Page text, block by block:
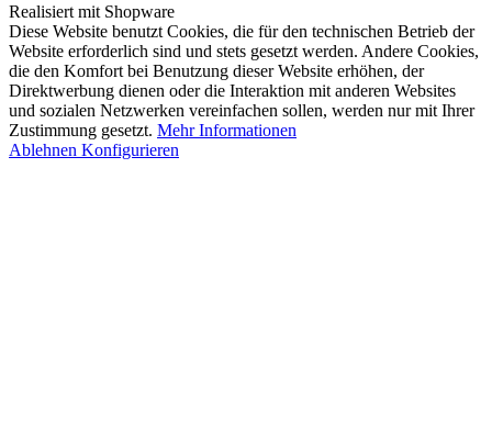
Realisiert mit Shopware
Diese Website benutzt Cookies, die für den technischen Betrieb der
Website erforderlich sind und stets gesetzt werden. Andere Cookies,
die den Komfort bei Benutzung dieser Website erhöhen, der
Direktwerbung dienen oder die Interaktion mit anderen Websites
und sozialen Netzwerken vereinfachen sollen, werden nur mit Ihrer
Zustimmung gesetzt. Mehr Informationen
Ablehnen Konfigurieren